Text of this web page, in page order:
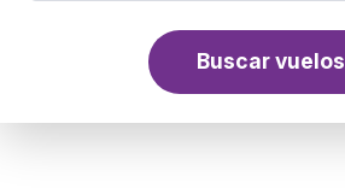
Buscar vuelos